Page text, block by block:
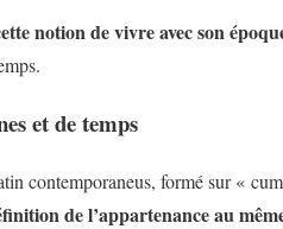
notion de vivre avec son
et de temps
contemporaneus, formé sur «
de l’appartenance au